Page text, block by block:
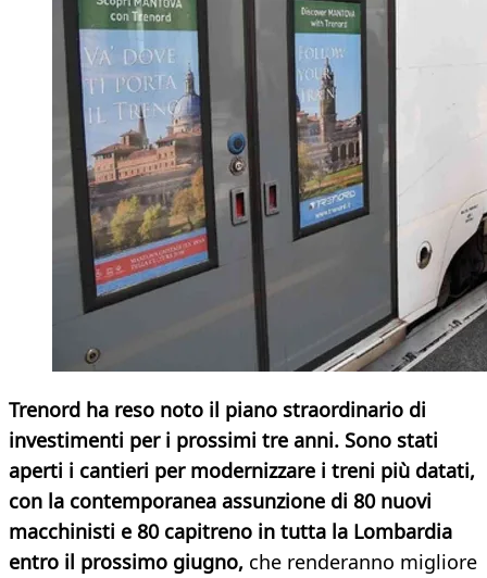
Trenord ha reso noto il piano straordinario di
investimenti per i prossimi tre anni. Sono stati
aperti i cantieri per modernizzare i treni più datati,
con la contemporanea assunzione di 80 nuovi
macchinisti e 80 capitreno in tutta la Lombardia
entro il prossimo giugno, che renderanno migliore